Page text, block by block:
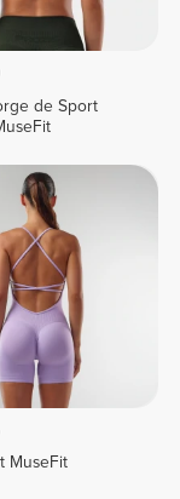
de Sport
MuseFit